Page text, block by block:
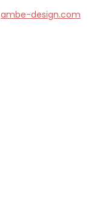
ambe-design.com